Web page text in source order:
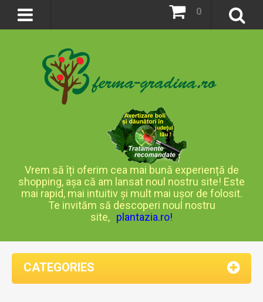
0
Vrem să îți oferim cea mai bună experiență de
shopping, așa că am lansat noul nostru site! Este
mai rapid, mai intuitiv și mult mai ușor de folosit.
Te invităm să descoperi noul nostru
site, plantazia.ro!
CATEGORIES